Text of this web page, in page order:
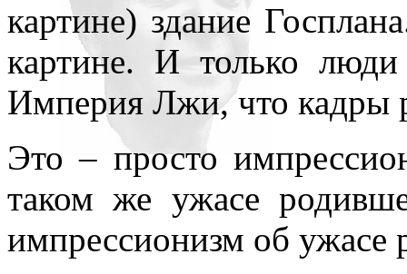
картине) здание
картине. И только
Империя Лжи, что кадры
Это – просто
таком же ужасе
импрессионизм об ужасе